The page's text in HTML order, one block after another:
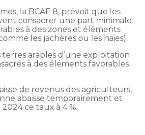
la BCAE 8, prévoit que les
consacrer une part minimale
à des zones et éléments
les jachères ou les haies).
terres arables d’une exploitation
à des éléments favorables
de revenus des agriculteurs,
abaisse temporairement et
ce taux à 4 %.